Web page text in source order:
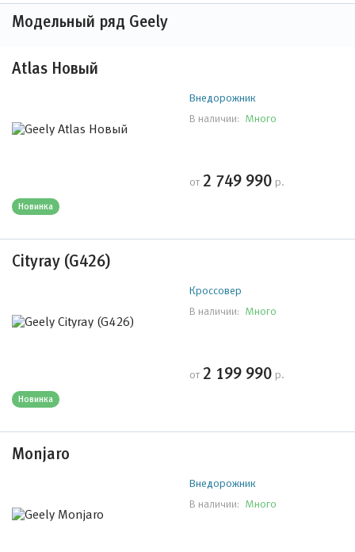
Модельный ряд Geely
Atlas Новый
Внедорожник
В наличии: Много
от 2 749 990 р.
Новинка
Cityray (G426)
Кроссовер
В наличии: Много
от 2 199 990 р.
Новинка
Monjaro
Внедорожник
В наличии: Много